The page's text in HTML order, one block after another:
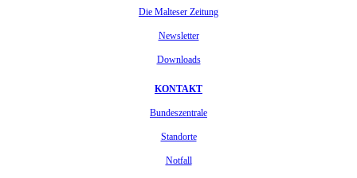
Die Malteser Zeitung
Newsletter
Downloads
KONTAKT
Bundeszentrale
Standorte
Notfall